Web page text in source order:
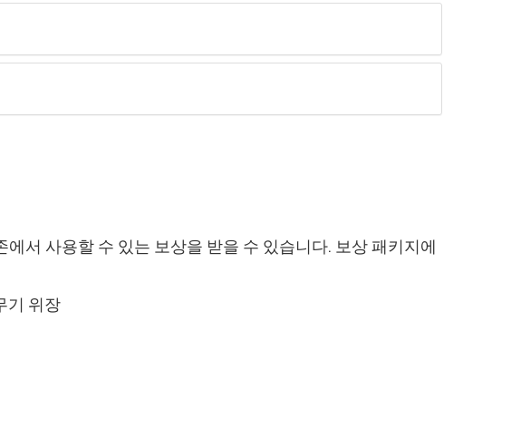
서 사용할 수 있는 보상을 받을 수 있습니다. 보상 패키지에
기 위장